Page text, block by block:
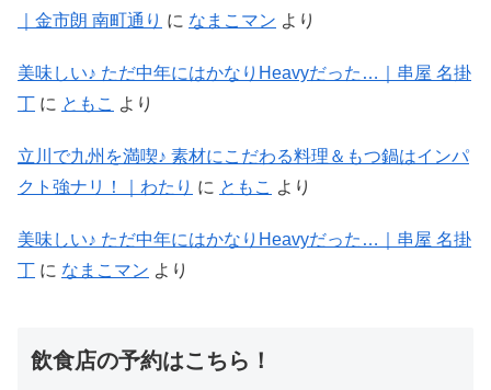
｜金市朗 南町通り に なまこマン より
美味しい♪ ただ中年にはかなりHeavyだった…｜串屋 名掛
丁 に ともこ より
立川で九州を満喫♪ 素材にこだわる料理＆もつ鍋はインパ
クト強ナリ！｜わたり に ともこ より
美味しい♪ ただ中年にはかなりHeavyだった…｜串屋 名掛
丁 に なまこマン より
飲食店の予約はこちら！